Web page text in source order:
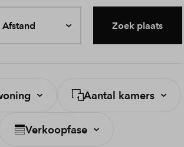
Afstand Zoek plaats
Aantal kamers
Verkoopfase